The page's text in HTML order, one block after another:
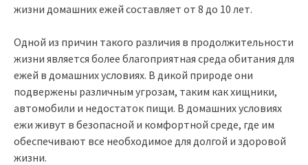
жизни домашних ежей составляет от 8 до 10 лет.
Одной из причин такого различия в продолжительности
жизни является более благоприятная среда обитания для
ежей в домашних условиях. В дикой природе они
подвержены различным угрозам, таким как хищники,
автомобили и недостаток пищи. В домашних условиях
ежи живут в безопасной и комфортной среде, где им
обеспечивают все необходимое для долгой и здоровой
жизни.